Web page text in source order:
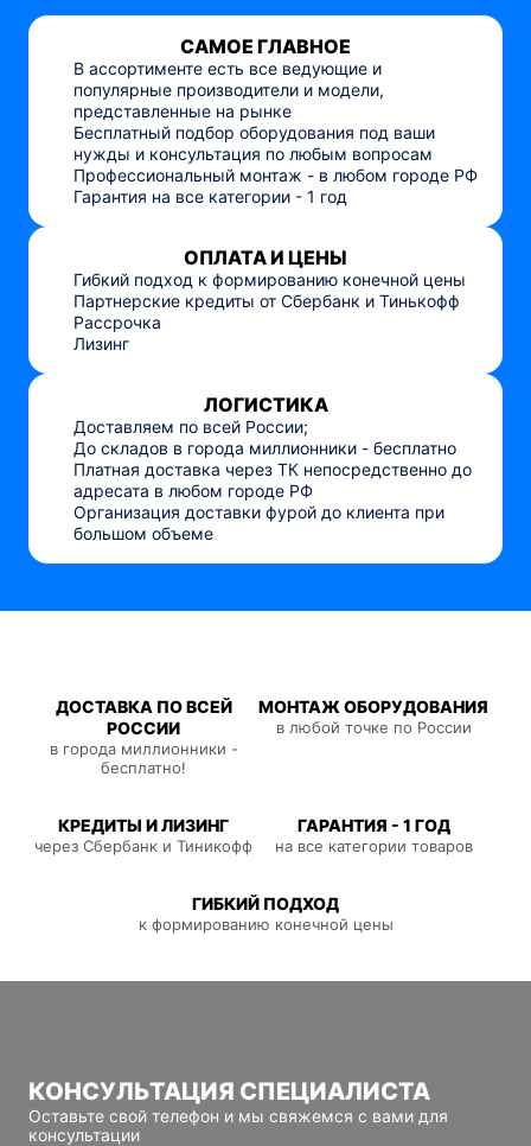
САМОЕ ГЛАВНОЕ
В ассортименте есть все ведующие и
популярные производители и модели,
представленные на рынке
Бесплатный подбор оборудования под ваши
нужды и консультация по любым вопросам
Профессиональный монтаж - в любом городе РФ
Гарантия на все категории - 1 год
ОПЛАТА И ЦЕНЫ
Гибкий подход к формированию конечной цены
Партнерские кредиты от Сбербанк и Тинькофф
Рассрочка
Лизинг
ЛОГИСТИКА
Доставляем по всей России;
До складов в города миллионники - бесплатно
Платная доставка через ТК непосредственно до
адресата в любом городе РФ
Организация доставки фурой до клиента при
большом объеме
ДОСТАВКА ПО ВСЕЙ
РОССИИ
в города миллионники -
бесплатно!
МОНТАЖ ОБОРУДОВАНИЯ
в любой точке по России
КРЕДИТЫ И ЛИЗИНГ
через Сбербанк и Тиникофф
ГАРАНТИЯ - 1 ГОД
на все категории товаров
ГИБКИЙ ПОДХОД
к формированию конечной цены
КОНСУЛЬТАЦИЯ СПЕЦИАЛИСТА
Оставьте свой телефон и мы свяжемся с вами для
консультации